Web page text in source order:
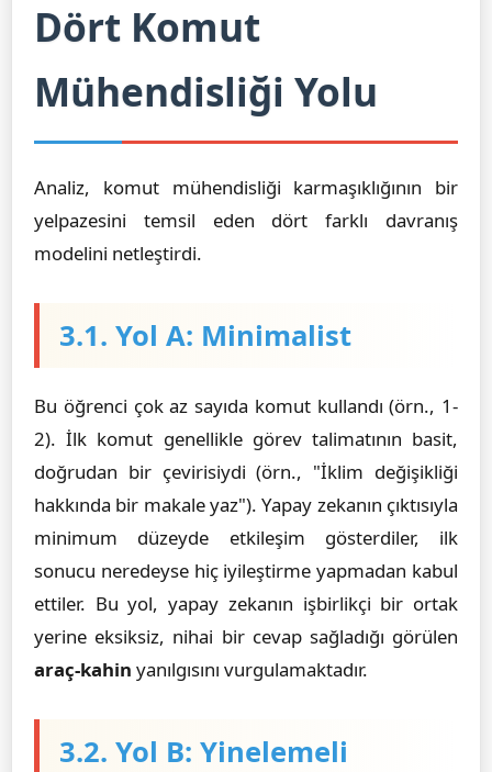
Dört Komut
Mühendisliği Yolu
Analiz, komut mühendisliği karmaşıklığının bir
yelpazesini temsil eden dört farklı davranış
modelini netleştirdi.
3.1. Yol A: Minimalist
Bu öğrenci çok az sayıda komut kullandı (örn., 1-
2). İlk komut genellikle görev talimatının basit,
doğrudan bir çevirisiydi (örn., "İklim değişikliği
hakkında bir makale yaz"). Yapay zekanın çıktısıyla
minimum düzeyde etkileşim gösterdiler, ilk
sonucu neredeyse hiç iyileştirme yapmadan kabul
ettiler. Bu yol, yapay zekanın işbirlikçi bir ortak
yerine eksiksiz, nihai bir cevap sağladığı görülen
araç-kahin yanılgısını vurgulamaktadır.
3.2. Yol B: Yinelemeli